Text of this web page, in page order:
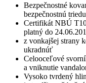
Bezpečnostné
bezpečnostnú
Certifikát NBÚ
platný do
z vonkajšej strany
ukradnúť
Celooceľové
a vniknutie
Vysoko tvrdený